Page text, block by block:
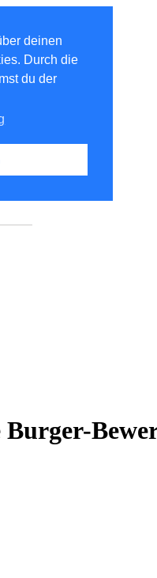
deinen
Durch die
du der
Burger-